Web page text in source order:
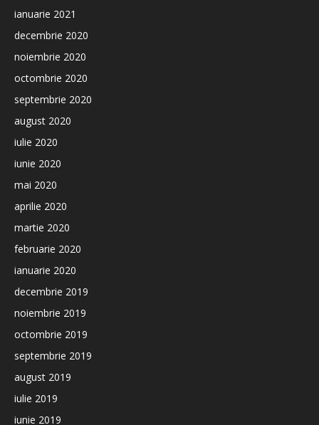
ianuarie 2021
decembrie 2020
noiembrie 2020
octombrie 2020
septembrie 2020
august 2020
iulie 2020
iunie 2020
mai 2020
aprilie 2020
martie 2020
februarie 2020
ianuarie 2020
decembrie 2019
noiembrie 2019
octombrie 2019
septembrie 2019
august 2019
iulie 2019
iunie 2019